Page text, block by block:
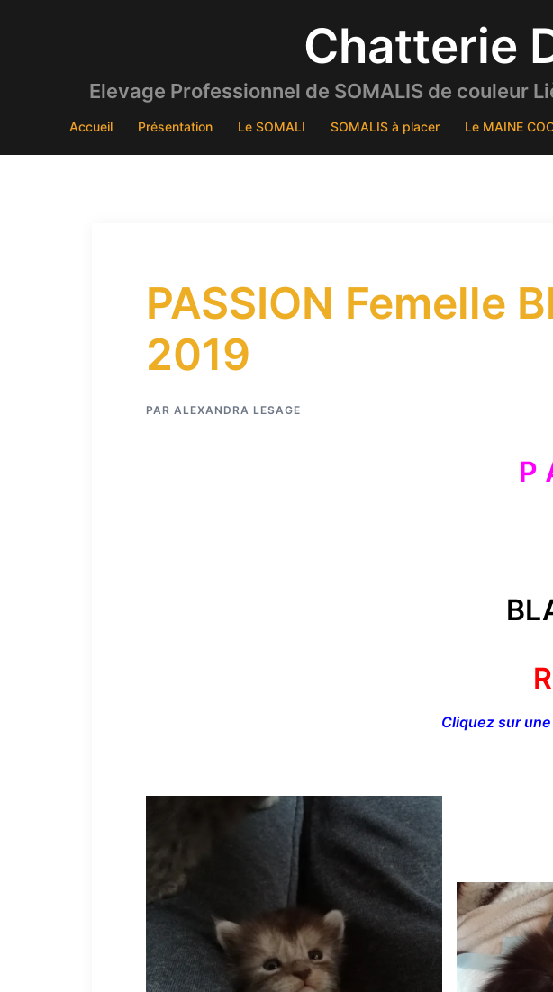
Chatterie
Elevage Professionnel de SOMALIS de couleur
Accueil Présentation Le SOMALI SOMALIS à placer Le MAINE
PASSION Femelle
2019
PAR ALEXANDRA LESAGE
P
Cliquez sur